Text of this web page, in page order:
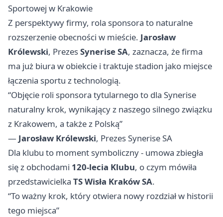
Sportowej w Krakowie
Z perspektywy firmy, rola sponsora to naturalne
rozszerzenie obecności w mieście. Jarosław
Królewski, PrezesSynerise SA, zaznacza, że firma
ma już biura w obiekcie i traktuje stadion jako miejsce
łączenia sportu z technologią.
“Objęcie roli sponsora tytularnego to dla Synerise
naturalny krok, wynikający z naszego silnego związku
z Krakowem, a także z Polską”
— Jarosław Królewski, Prezes Synerise SA
Dla klubu to moment symboliczny - umowa zbiegła
się z obchodami 120-lecia Klubu, o czym mówiła
przedstawicielka TS Wisła Kraków SA.
“To ważny krok, który otwiera nowy rozdział w historii
tego miejsca”